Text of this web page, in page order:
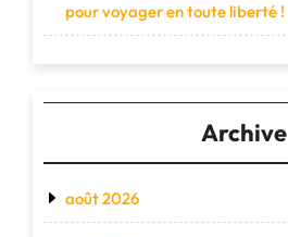
pour voyager en toute liberté !
Archive
août 2026